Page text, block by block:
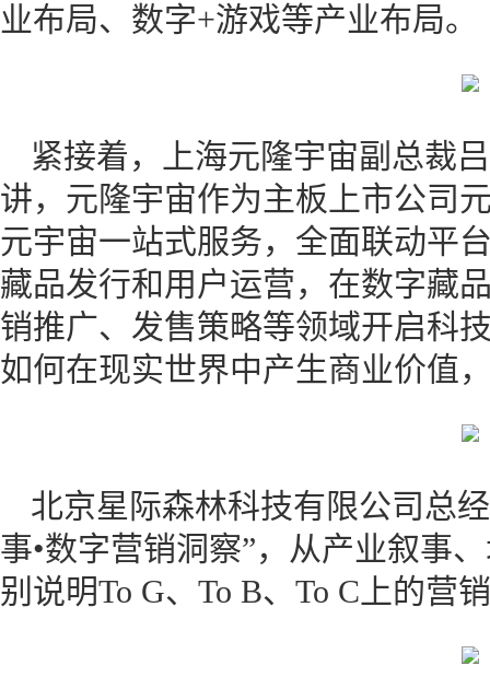
业布局、数字+游戏等产业布局。
紧接着，上海元隆宇宙副总裁
讲，元隆宇宙作为主板上市公司
元宇宙一站式服务，全面联动平
藏品发行和用户运营，在数字藏
销推广、发售策略等领域开启科
如何在现实世界中产生商业价值
北京星际森林科技有限公司总
事•数字营销洞察”，从产业叙事
别说明To G、To B、To C上的营